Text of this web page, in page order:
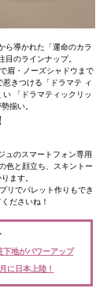
ら導かれた「運命のカラ
のラインナップ。
眉・ノーズシャドウまで
きつける「ドラマテ ィ
「ドラマティックリッ
揃い。
ュのスマートフォン専用
色と顔立ち、スキントー
ます。
リでパレット作りもでき
ださいね！
下地がパワーアップ
に日本上陸！